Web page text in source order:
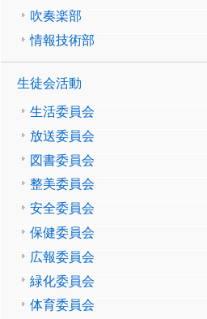
吹奏楽部
情報技術部
生徒会活動
生活委員会
放送委員会
図書委員会
整美委員会
安全委員会
保健委員会
広報委員会
緑化委員会
体育委員会